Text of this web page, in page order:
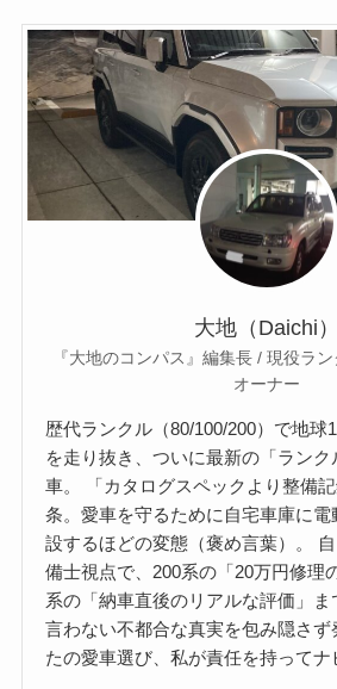
大地（Daichi）
『大地のコンパス』編集長 / 現役ラ
オーナー
歴代ランクル（80/100/200）で地球
を走り抜き、ついに最新の「ランク
車。 「カタログスペックより整備
条。愛車を守るために自宅車庫に
設するほどの変態（褒め言葉）。
備士視点で、200系の「20万円修理
系の「納車直後のリアルな評価」
言わない不都合な真実を包み隠さず
たの愛車選び、私が責任を持ってナ